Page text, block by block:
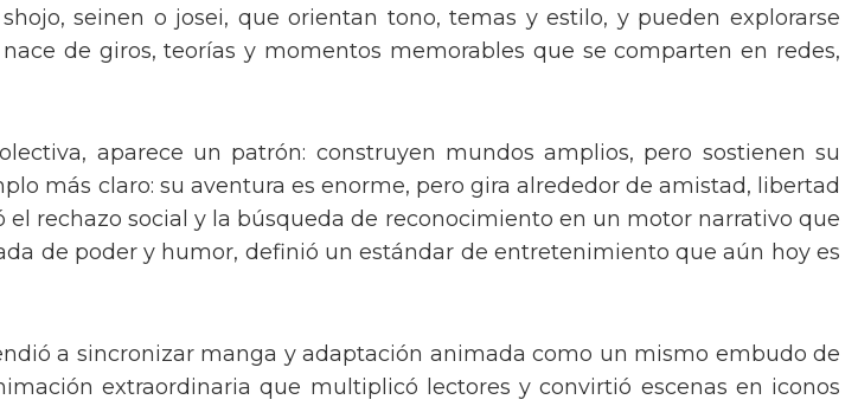
seinen o josei, que orientan tono, temas y estilo, y pueden explorarse
de giros, teorías y momentos memorables que se comparten en redes,
aparece un patrón: construyen mundos amplios, pero sostienen su
más claro: su aventura es enorme, pero gira alrededor de amistad, libertad
el rechazo social y la búsqueda de reconocimiento en un motor narrativo que
de poder y humor, definió un estándar de entretenimiento que aún hoy es
a sincronizar manga y adaptación animada como un mismo embudo de
extraordinaria que multiplicó lectores y convirtió escenas en iconos